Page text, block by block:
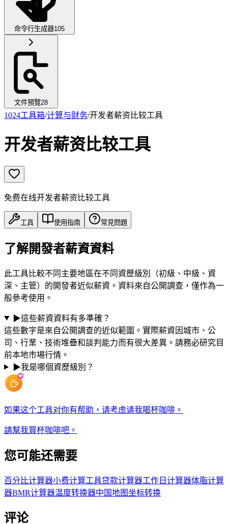
命令行生成器105
文件預覽28
1024工具箱/计算与财务/开发者薪资比较工具
开发者薪资比较工具
免费在线开发者薪资比较工具
工具 使用指南 常見問題
了解開發者薪資資料
此工具比較不同主要地區在不同資歷級別（初級、中級、資
深、主管）的開發者近似薪資。資料來自公開調查，僅作為一
般參考使用。
▶這些薪資資料有多準確？
這些數字是來自公開調查的近似範圍。實際薪資因城市、公
司、行業、技術堆疊和談判能力而有很大差異。請務必研究目
前本地市場行情。
▶我是哪個資歷級別？
如果这个工具对你有帮助，请考虑请我喝杯咖啡。
請幫我買杯咖啡吧。
您可能还需要
百分比计算器小费计算工具贷款计算器工作日计算器体脂计算
器BMR计算器温度转换器中国地图坐标转换
评论